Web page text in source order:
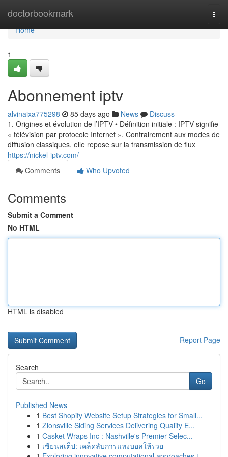
doctorbookmark
Home
Home
1
Abonnement iptv
alvinaixa775298 85 days ago News
Discuss
1. Origines et évolution de l’IPTV • Définition initiale : IPTV signifie
« télévision par protocole Internet ». Contrairement aux modes de
diffusion classiques, elle repose sur la transmission de flux
https://nickel-iptv.com/
Comments
Who Upvoted
Comments
Submit a Comment
No HTML
HTML is disabled
Report Page
Search
Go
Published News
1 Best Shopify Website Setup Strategies for Small...
1 Zionsville Siding Services Delivering Quality E...
1 Casket Wraps Inc : Nashville's Premier Selec...
1 เซียนสเต็ป: เคล็ดลับการแทงบอลให้รวย